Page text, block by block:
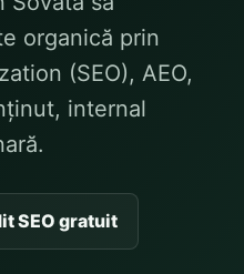
organică prin
(SEO), AEO,
internal
SEO gratuit